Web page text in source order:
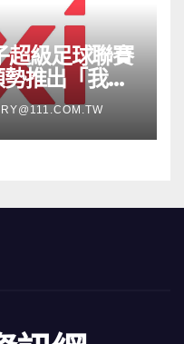
超級足球聯賽
推出「我的